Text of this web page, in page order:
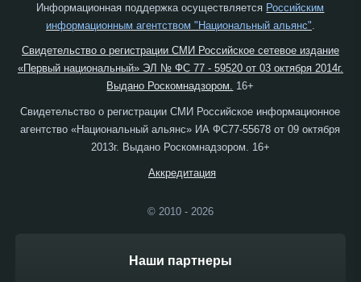
Информационная поддержка осуществляется Российским
информационным агентством "Национальный альянс"
Свидетельство о регистрации СМИ Российское сетевое издание
«Первый национальный» ЭЛ № ФС 77 - 59520 от 03 октября 2014г.
Выдано Роскомнадзором. 16+
Свидетельство о регистрации СМИ Российское информационное
агентство «Национальный альянс» ИА ФС77-55678 от 09 октября
2013г. Выдано Роскомнадзором. 16+
Аккредитация
© 2010 - 2026
Наши партнеры